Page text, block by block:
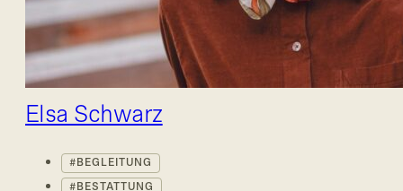
Elsa Schwarz
BEGLEITUNG
BESTATTUNG